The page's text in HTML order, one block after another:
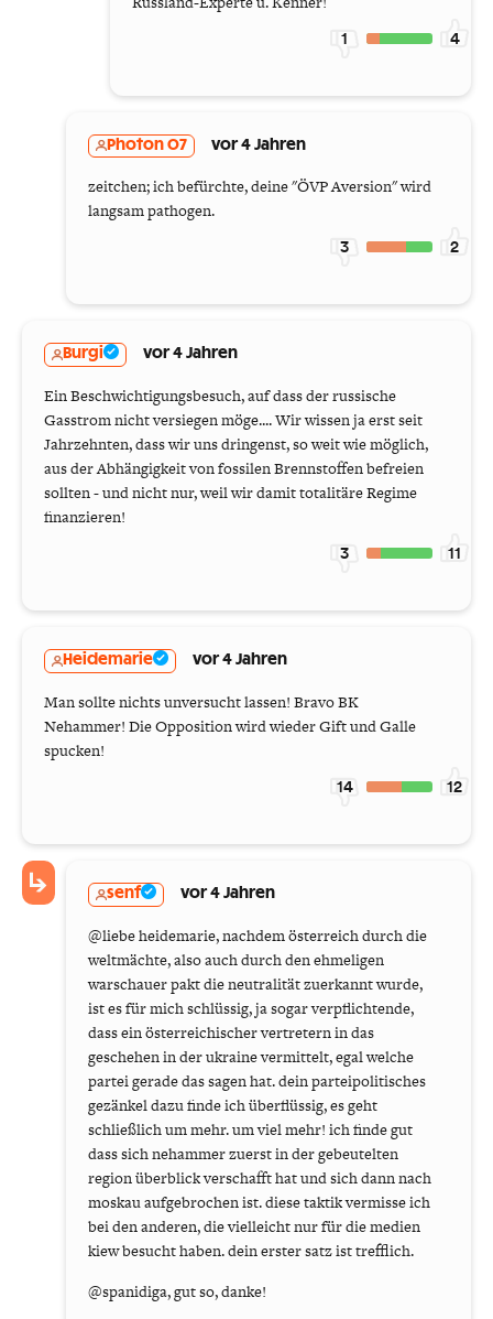
1 4
Photon 07 vor 4 Jahren
zeitchen; ich befürchte, deine "ÖVP Aversion" wird
langsam pathogen.
3 2
Burgi vor 4 Jahren
Ein Beschwichtigungsbesuch, auf dass der russische
Gasstrom nicht versiegen möge.... Wir wissen ja erst seit
Jahrzehnten, dass wir uns dringenst, so weit wie möglich,
aus der Abhängigkeit von fossilen Brennstoffen befreien
sollten - und nicht nur, weil wir damit totalitäre Regime
finanzieren!
3 11
Heidemarie vor 4 Jahren
Man sollte nichts unversucht lassen! Bravo BK
Nehammer! Die Opposition wird wieder Gift und Galle
spucken!
14 12
senf vor 4 Jahren
@liebe heidemarie, nachdem österreich durch die
weltmächte, also auch durch den ehmeligen
warschauer pakt die neutralität zuerkannt wurde,
ist es für mich schlüssig, ja sogar verpflichtende,
dass ein österreichischer vertretern in das
geschehen in der ukraine vermittelt, egal welche
partei gerade das sagen hat. dein parteipolitisches
gezänkel dazu finde ich überflüssig, es geht
schließlich um mehr. um viel mehr! ich finde gut
dass sich nehammer zuerst in der gebeutelten
region überblick verschafft hat und sich dann nach
moskau aufgebrochen ist. diese taktik vermisse ich
bei den anderen, die vielleicht nur für die medien
kiew besucht haben. dein erster satz ist trefflich.
@spanidiga, gut so, danke!